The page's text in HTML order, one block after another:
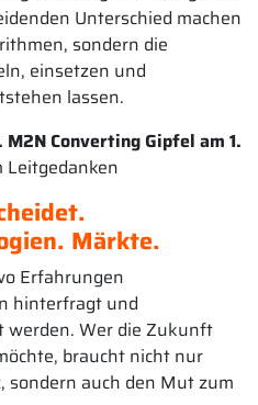
Unterschied machen
sondern die
einsetzen und
lassen.
M2N Converting Gipfel am 1.
Leitgedanken
Märkte.
Erfahrungen
hinterfragt und
Wer die Zukunft
braucht nicht nur
sondern auch den Mut zum